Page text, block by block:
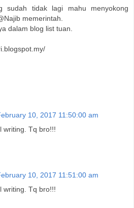
sudah tidak lagi mahu menyokong
memerintah.
dalam blog list tuan.
10, 2017 11:50:00 am
writing. Tq bro!!!
10, 2017 11:51:00 am
writing. Tq bro!!!